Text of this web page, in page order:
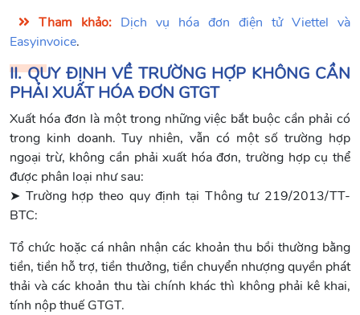
Tham khảo: Dịch vụ hóa đơn điện tử Viettel và
Easyinvoice.
II. QUY ĐỊNH VỀ TRƯỜNG HỢP KHÔNG CẦN
PHẢI XUẤT HÓA ĐƠN GTGT
Xuất hóa đơn là một trong những việc bắt buộc cần phải có
trong kinh doanh. Tuy nhiên, vẫn có một số trường hợp
ngoại trừ, không cần phải xuất hóa đơn, trường hợp cụ thể
được phân loại như sau:
➤ Trường hợp theo quy định tại Thông tư 219/2013/TT-
BTC:
Tổ chức hoặc cá nhân nhận các khoản thu bồi thường bằng
tiền, tiền hỗ trợ, tiền thưởng, tiền chuyển nhượng quyền phát
thải và các khoản thu tài chính khác thì không phải kê khai,
tính nộp thuế GTGT.